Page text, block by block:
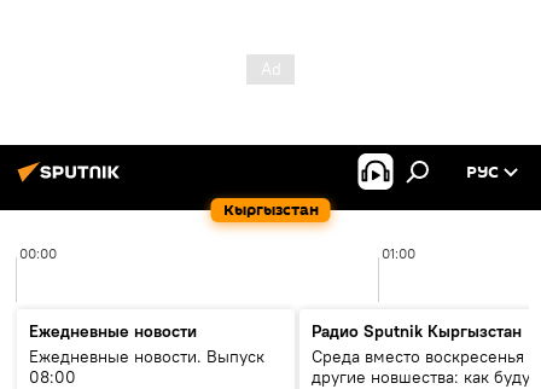
Кыргызстан
РУС
00:00 01:00
Ежедневные новости
Ежедневные новости. Выпуск
08:00
Радио Sputnik Кыргызстан
Среда вместо воскресенья и
другие новшества: как будут